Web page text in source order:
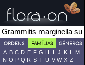
ORDENS FAMÍLIAS GÉNEROS
A B C D E F G H I J K L
M
N O P Q R S T U V W X Z